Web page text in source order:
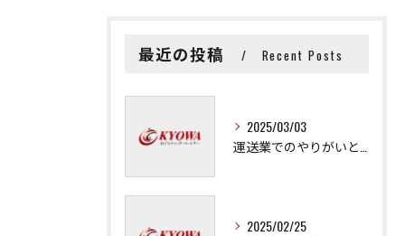
最近の投稿 Recent Posts
2025/03/03
2025/02/25